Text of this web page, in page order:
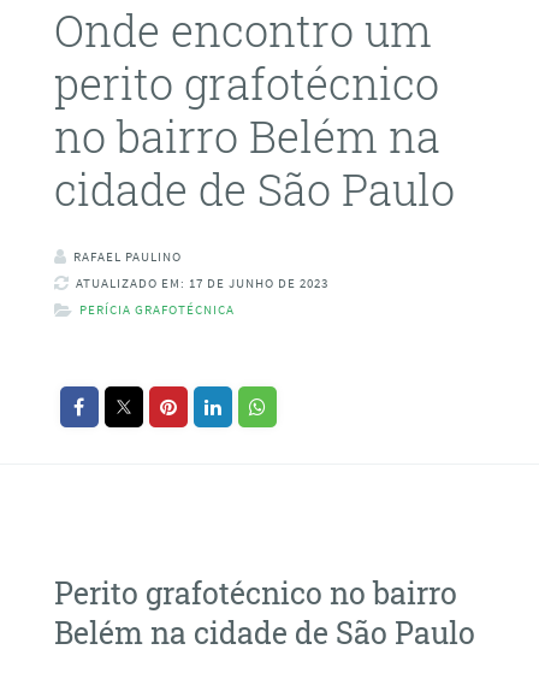
Onde encontro um
perito grafotécnico
no bairro Belém na
cidade de São Paulo
RAFAEL PAULINO
ATUALIZADO EM: 17 DE JUNHO DE 2023
PERÍCIA GRAFOTÉCNICA
Perito grafotécnico no bairro
Belém na cidade de São Paulo